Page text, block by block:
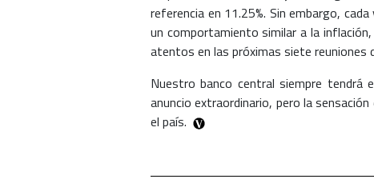
referencia en 11.25%. Sin embargo,
un comportamiento similar a la
atentos en las próximas siete reuniones
Nuestro banco central siempre tendrá
anuncio extraordinario, pero la
el país.